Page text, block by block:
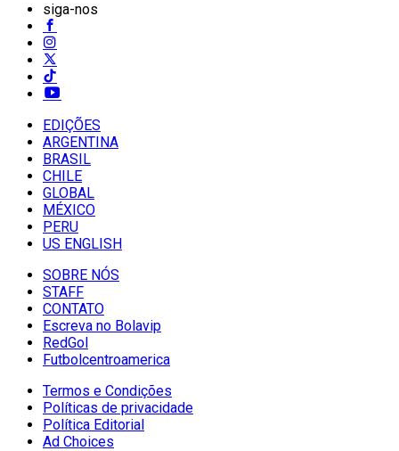
siga-nos
EDIÇÕES
ARGENTINA
BRASIL
CHILE
GLOBAL
MÉXICO
PERU
US ENGLISH
SOBRE NÓS
STAFF
CONTATO
Escreva no Bolavip
RedGol
Futbolcentroamerica
Termos e Condições
Políticas de privacidade
Política Editorial
Ad Choices